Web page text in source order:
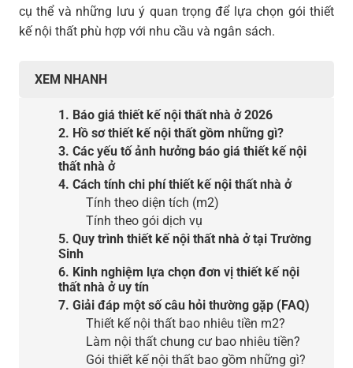
cụ thể và những lưu ý quan trọng để lựa chọn gói thiết
kế nội thất phù hợp với nhu cầu và ngân sách.
XEM NHANH
1. Báo giá thiết kế nội thất nhà ở 2026
2. Hồ sơ thiết kế nội thất gồm những gì?
3. Các yếu tố ảnh hưởng báo giá thiết kế nội
thất nhà ở
4. Cách tính chi phí thiết kế nội thất nhà ở
Tính theo diện tích (m2)
Tính theo gói dịch vụ
5. Quy trình thiết kế nội thất nhà ở tại Trường
Sinh
6. Kinh nghiệm lựa chọn đơn vị thiết kế nội
thất nhà ở uy tín
7. Giải đáp một số câu hỏi thường gặp (FAQ)
Thiết kế nội thất bao nhiêu tiền m2?
Làm nội thất chung cư bao nhiêu tiền?
Gói thiết kế nội thất bao gồm những gì?